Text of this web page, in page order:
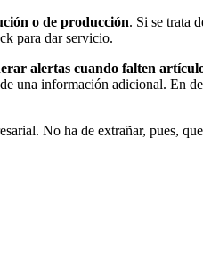
o de producción. Si se trata
para dar servicio.
alertas cuando falten
una información adicional. En
. No ha de extrañar, pues,